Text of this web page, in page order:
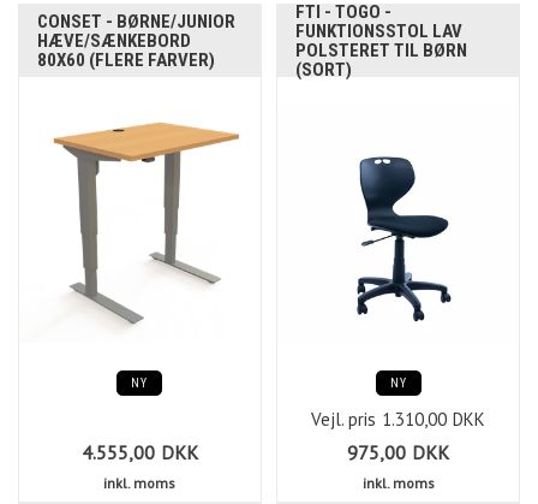
CONSET - BØRNE/JUNIOR
HÆVE/SÆNKEBORD
80X60 (FLERE FARVER)
NY
4.555,00 DKK
inkl. moms
FTI - TOGO -
FUNKTIONSSTOL LAV
POLSTERET TIL BØRN
(SORT)
NY
Vejl. pris 1.310,00 DKK
975,00 DKK
inkl. moms